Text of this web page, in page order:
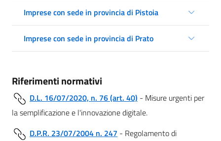
Imprese con sede in provincia di Pistoia
Imprese con sede in provincia di Prato
Riferimenti normativi
D.L. 16/07/2020, n. 76 (art. 40) - Misure urgenti per
la semplificazione e l'innovazione digitale.
D.P.R. 23/07/2004 n. 247 - Regolamento di